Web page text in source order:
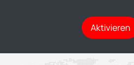
Aktivieren